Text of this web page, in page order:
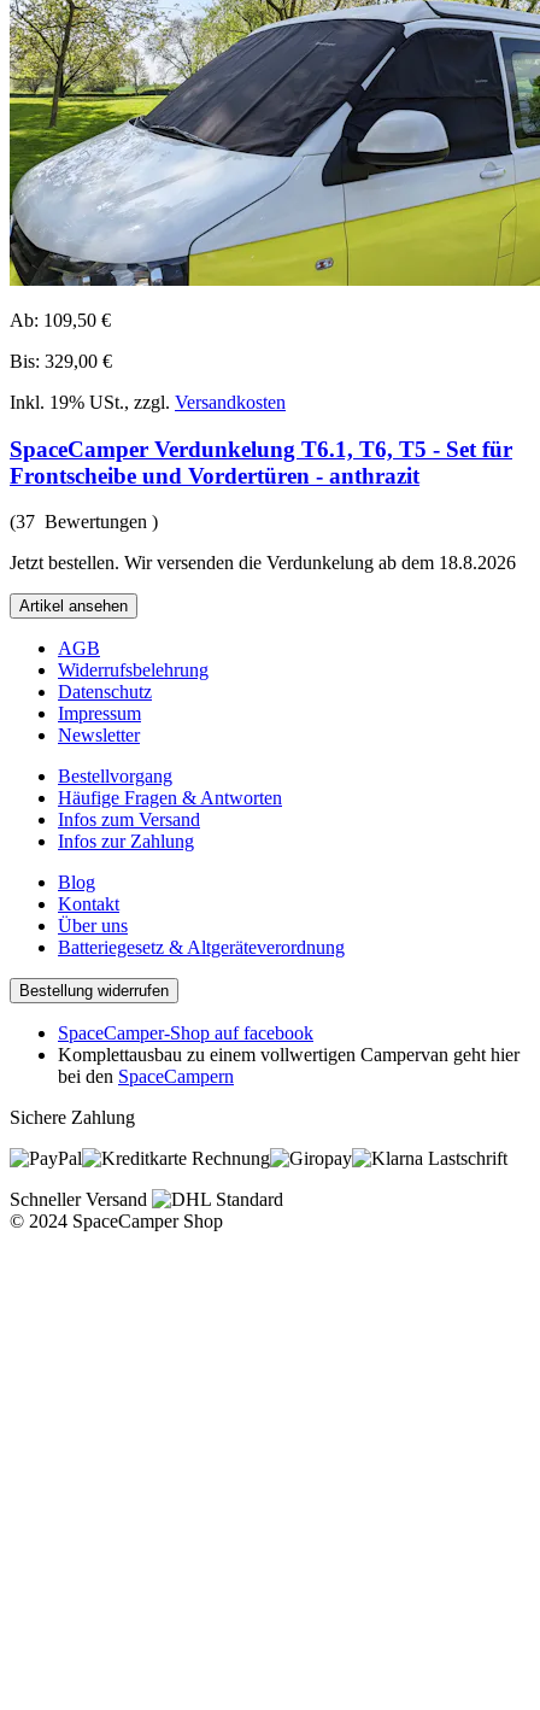
Ab: 109,50 €
Bis: 329,00 €
Inkl. 19% USt., zzgl. Versandkosten
SpaceCamper Verdunkelung T6.1, T6, T5 - Set für
Frontscheibe und Vordertüren - anthrazit
(37 Bewertungen )
Jetzt bestellen. Wir versenden die Verdunkelung ab dem 18.8.2026
Artikel ansehen
AGB
Widerrufsbelehrung
Datenschutz
Impressum
Newsletter
Bestellvorgang
Häufige Fragen & Antworten
Infos zum Versand
Infos zur Zahlung
Blog
Kontakt
Über uns
Batteriegesetz & Altgeräteverordnung
Bestellung widerrufen
SpaceCamper-Shop auf facebook
Komplettausbau zu einem vollwertigen Campervan geht hier
bei den SpaceCampern
Sichere Zahlung
Rechnung
Lastschrift
Schneller Versand
© 2024 SpaceCamper Shop